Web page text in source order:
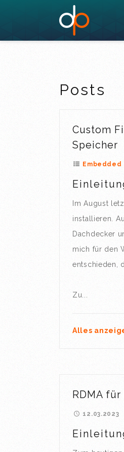
Posts
Custom
Speicher
Embedded
Im August
installieren.
Dachdecker
mich für den
entschieden,
Zu...
Alles
RDMA
12.03.2023